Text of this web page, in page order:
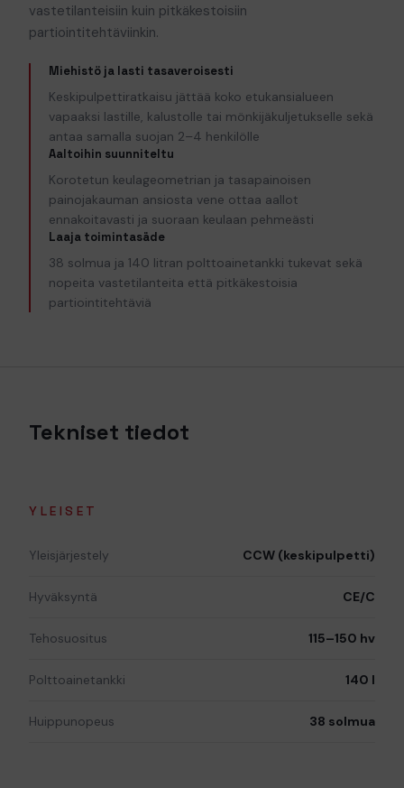
vastetilanteisiin kuin pitkäkestoisiin
partiointitehtäviinkin.
Miehistö ja lasti tasaveroisesti
Keskipulpettiratkaisu jättää koko etukansialueen
vapaaksi lastille, kalustolle tai mönkijäkuljetukselle sekä
antaa samalla suojan 2–4 henkilölle
Aaltoihin suunniteltu
Korotetun keulageometrian ja tasapainoisen
painojakauman ansiosta vene ottaa aallot
ennakoitavasti ja suoraan keulaan pehmeästi
Laaja toimintasäde
38 solmua ja 140 litran polttoainetankki tukevat sekä
nopeita vastetilanteita että pitkäkestoisia
partiointitehtäviä
Tekniset tiedot
YLEISET
Yleisjärjestely CCW (keskipulpetti)
Hyväksyntä CE/C
Tehosuositus 115–150 hv
Polttoainetankki 140 l
Huippunopeus 38 solmua